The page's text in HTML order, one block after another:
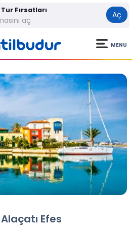
Fırsatları
aç
Aç
MENU
Efes